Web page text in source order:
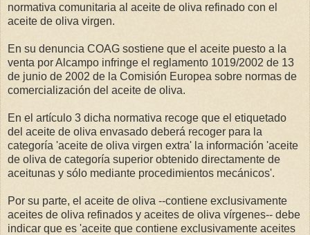
normativa comunitaria al aceite de oliva refinado con el
aceite de oliva virgen.
En su denuncia COAG sostiene que el aceite puesto a la
venta por Alcampo infringe el reglamento 1019/2002 de 13
de junio de 2002 de la Comisión Europea sobre normas de
comercialización del aceite de oliva.
En el artículo 3 dicha normativa recoge que el etiquetado
del aceite de oliva envasado deberá recoger para la
categoría 'aceite de oliva virgen extra' la información 'aceite
de oliva de categoría superior obtenido directamente de
aceitunas y sólo mediante procedimientos mecánicos'.
Por su parte, el aceite de oliva --contiene exclusivamente
aceites de oliva refinados y aceites de oliva vírgenes-- debe
indicar que es 'aceite que contiene exclusivamente aceites